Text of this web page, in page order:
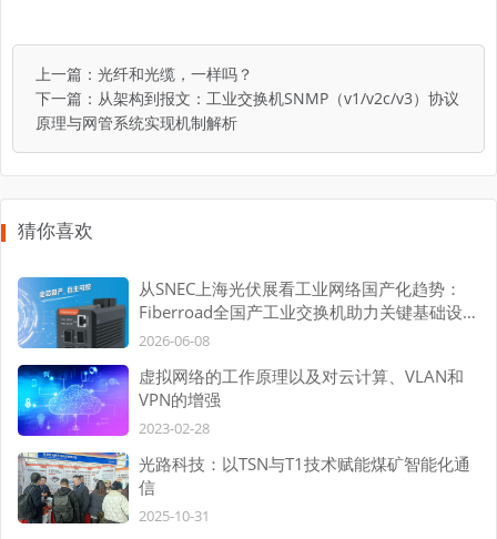
上一篇： 光纤和光缆，一样吗？
下一篇： 从架构到报文：工业交换机SNMP（v1/v2c/v3）协议
原理与网管系统实现机制解析
猜你喜欢
从SNEC上海光伏展看工业网络国产化趋势：
Fiberroad全国产工业交换机助力关键基础设施
自主可控
2026-06-08
虚拟网络的工作原理以及对云计算、VLAN和
VPN的增强
2023-02-28
光路科技：以TSN与T1技术赋能煤矿智能化通
信
2025-10-31